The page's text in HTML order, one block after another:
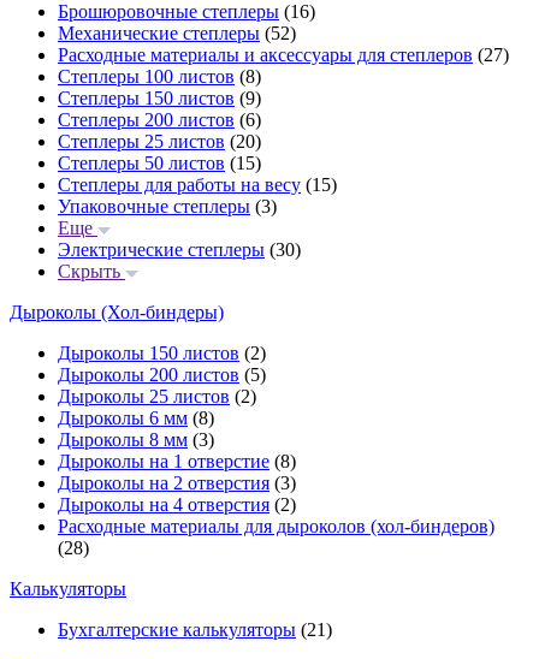
Брошюровочные степлеры (16)
Механические степлеры (52)
Расходные материалы и аксессуары для степлеров (27)
Степлеры 100 листов (8)
Степлеры 150 листов (9)
Степлеры 200 листов (6)
Степлеры 25 листов (20)
Степлеры 50 листов (15)
Степлеры для работы на весу (15)
Упаковочные степлеры (3)
Еще
Электрические степлеры (30)
Скрыть
Дыроколы (Хол-биндеры)
Дыроколы 150 листов (2)
Дыроколы 200 листов (5)
Дыроколы 25 листов (2)
Дыроколы 6 мм (8)
Дыроколы 8 мм (3)
Дыроколы на 1 отверстие (8)
Дыроколы на 2 отверстия (3)
Дыроколы на 4 отверстия (2)
Расходные материалы для дыроколов (хол-биндеров)
(28)
Калькуляторы
Бухгалтерские калькуляторы (21)